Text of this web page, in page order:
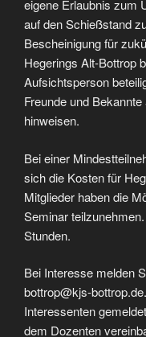
eigene Erlaubnis zum
auf den Schießstand
Bescheinigung für
Hegerings Alt-Bottrop
Aufsichtsperson
Freunde und
hinweisen.
Bei einer
sich die Kosten für
Mitglieder haben die
Seminar
Stunden.
Bei Interesse melden
bottrop@kjs-
Interessenten
dem Dozenten